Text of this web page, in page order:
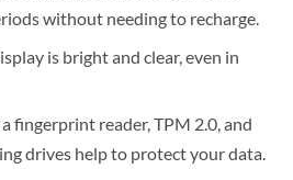
without needing to recharge.
is bright and clear, even in
fingerprint reader, TPM 2.0, and
drives help to protect your data.